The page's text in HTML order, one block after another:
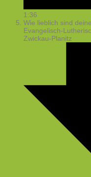
1:36
Wie lieblich sind
Evangelisch-
Zwickau-Planitz